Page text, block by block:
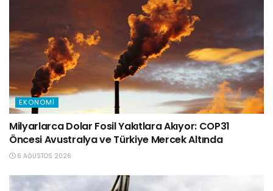
EKONOMI
Milyarlarca Dolar Fosil Yakıtlara Akıyor: COP31
Öncesi Avustralya ve Türkiye Mercek Altında
6 AĞUSTOS 2026